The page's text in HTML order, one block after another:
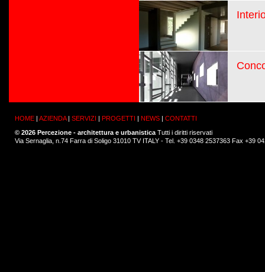
HOME | AZIENDA| SERVIZI | PROGETTI | NEWS | CONTATTI
© 2026 Percezione - architettura e urbanistica Tutti i diritti riservati
Via Sernaglia, n.74 Farra di Soligo 31010 TV ITALY - Tel. +39 0348 2537363 Fax +39